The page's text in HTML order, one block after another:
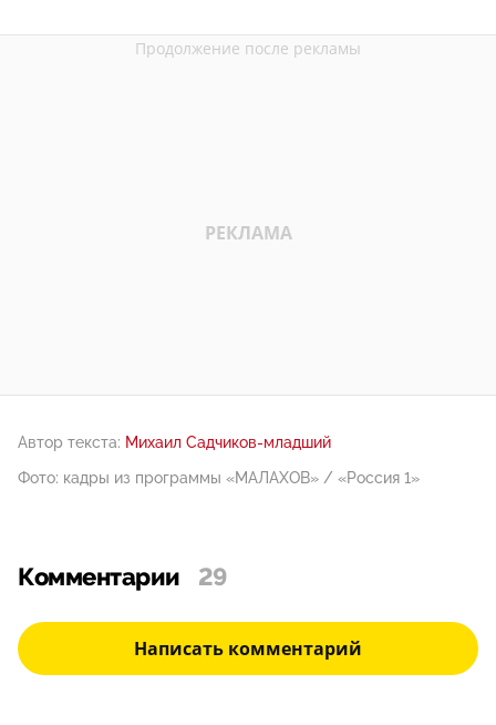
Автор текста: Михаил Садчиков-младший
Фото: кадры из программы «МАЛАХОВ» / «Россия 1»
Комментарии 29
Написать комментарий